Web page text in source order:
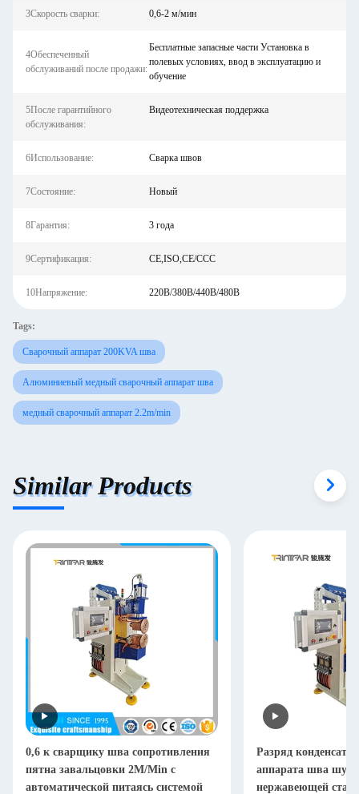
3Скорость сварки: 0,6-2 м/мин
4Обеспеченный
обслуживаний после продажи:
Бесплатные запасные части Установка в
полевых условиях, ввод в эксплуатацию и
обучение
5После гарантийного
обслуживания:
Видеотехническая поддержка
6Использование: Сварка швов
7Состояние: Новый
8Гарантия: 3 года
9Сертификация: CE,ISO,CE/CCC
10Напряжение: 220В/380В/440В/480В
Tags:
Сварочный аппарат 200KVA шва
Алюминиевый медный сварочный аппарат шва
медный сварочный аппарат 2.2m/min
Similar Products
0,6 к сварщику шва сопротивления
пятна завальцовки 2M/Min с
автоматической питаясь системой
Разряд
аппарата шва
нержавеющей